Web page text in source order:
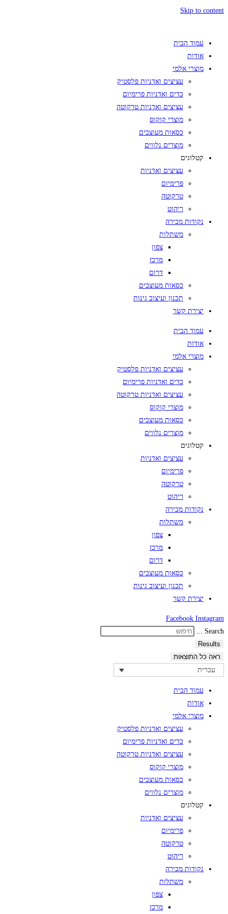
Skip to content
עמוד הבית
אודות
מוצרי אלמי
עציצים ואדניות פלסטיק
כדים ואדניות פרימיום
עציצים ואדניות טרקוטה
מוצרי קוקוס
כסאות מעוצבים
מוצרים נלווים
קטלוגים
עציצים ואדניות
פרימיום
טרקוטה
ריהוט
נקודות מכירה
משתלות
צפון
מרכז
דרום
כסאות מעוצבים
תכנון ועיצוב גינות
יצירת קשר
עמוד הבית
אודות
מוצרי אלמי
עציצים ואדניות פלסטיק
כדים ואדניות פרימיום
עציצים ואדניות טרקוטה
מוצרי קוקוס
כסאות מעוצבים
מוצרים נלווים
קטלוגים
עציצים ואדניות
פרימיום
טרקוטה
ריהוט
נקודות מכירה
משתלות
צפון
מרכז
דרום
כסאות מעוצבים
תכנון ועיצוב גינות
יצירת קשר
Facebook Instagram
Search ...
Results
ראה כל התוצאות
עברית
עמוד הבית
אודות
מוצרי אלמי
עציצים ואדניות פלסטיק
כדים ואדניות פרימיום
עציצים ואדניות טרקוטה
מוצרי קוקוס
כסאות מעוצבים
מוצרים נלווים
קטלוגים
עציצים ואדניות
פרימיום
טרקוטה
ריהוט
נקודות מכירה
משתלות
צפון
מרכז